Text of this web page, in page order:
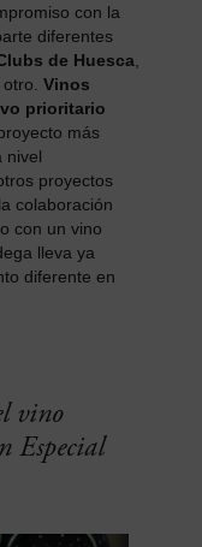
con la
diferentes
de Huesca
otro. Vinos
prioritario
proyecto más
nivel
proyectos
colaboración
con un vino
lleva ya
diferente en
vino
Especial